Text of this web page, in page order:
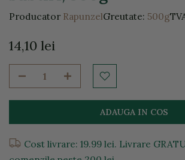
Producator RapunzelGreutate: 500g
14,10 lei
ADAUGA IN COS
Cost livrare: 19.99 lei. Livrare